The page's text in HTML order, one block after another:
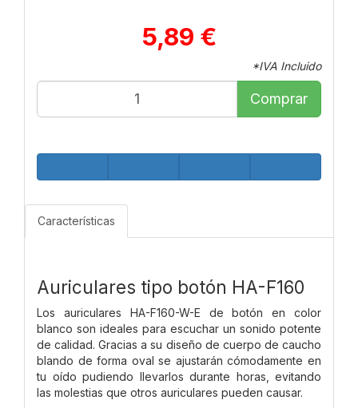
5,89 €
*IVA Incluido
Comprar
Características
Auriculares tipo botón HA-F160
Los auriculares HA-F160-W-E de botón en color
blanco son ideales para escuchar un sonido potente
de calidad. Gracias a su diseño de cuerpo de caucho
blando de forma oval se ajustarán cómodamente en
tu oído pudiendo llevarlos durante horas, evitando
las molestias que otros auriculares pueden causar.